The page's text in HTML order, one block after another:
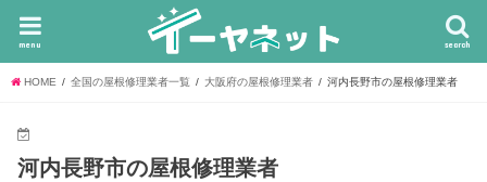
search
menu
HOME 全国の屋根修理業者一覧 大阪府の屋根修理業者 河内長野市の屋根修理業者
河内長野市の屋根修理業者